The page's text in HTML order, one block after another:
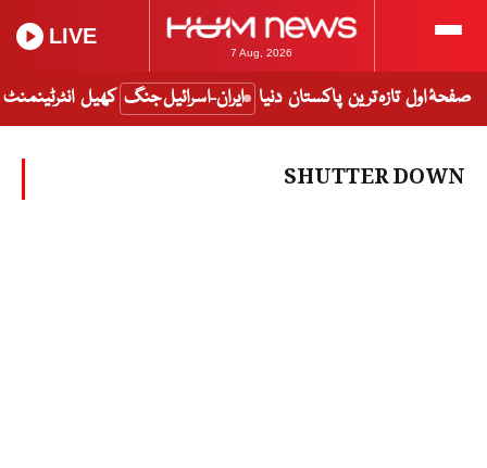
7 Aug, 2026
LIVE
صفحۂ اول تازہ ترین پاکستان دنیا ایران-اسرائیل جنگ کھیل انٹرٹینمنٹ
SHUTTER DOWN